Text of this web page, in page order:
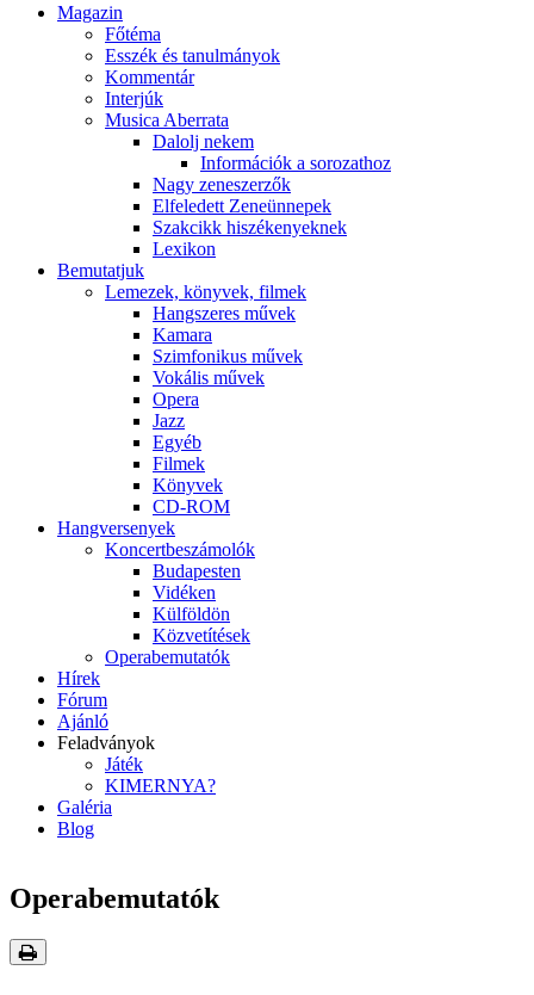
Magazin
Főtéma
Esszék és tanulmányok
Kommentár
Interjúk
Musica Aberrata
Dalolj nekem
Információk a sorozathoz
Nagy zeneszerzők
Elfeledett Zeneünnepek
Szakcikk hiszékenyeknek
Lexikon
Bemutatjuk
Lemezek, könyvek, filmek
Hangszeres művek
Kamara
Szimfonikus művek
Vokális művek
Opera
Jazz
Egyéb
Filmek
Könyvek
CD-ROM
Hangversenyek
Koncertbeszámolók
Budapesten
Vidéken
Külföldön
Közvetítések
Operabemutatók
Hírek
Fórum
Ajánló
Feladványok
Játék
KIMERNYA?
Galéria
Blog
Operabemutatók